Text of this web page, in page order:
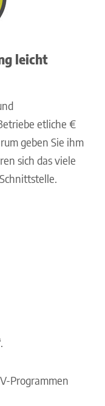
leicht
etliche €
geben Sie ihm
sich das viele
Programmen